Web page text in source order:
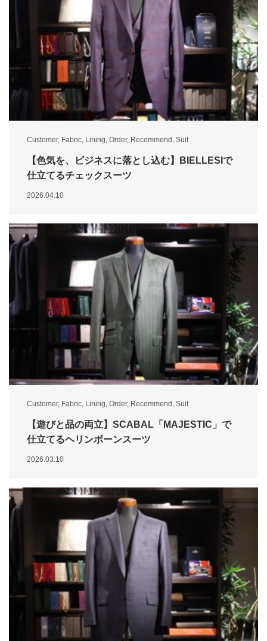
Customer, Fabric, Lining, Order, Recommend , Suit
【色気を、ビジネスに落とし込む】BIELLESIで
仕立てるチェックスーツ
2026.04.10
Customer, Fabric, Lining, Order, Recommend , Suit
【遊びと品の両立】SCABAL「MAJESTIC」で
仕立てるヘリンボーンスーツ
2026.03.10